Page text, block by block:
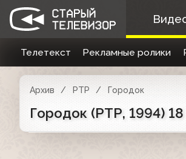
Телетекст Рекламные ролики
Архив РТР Городок
Городок (РТР, 1994)